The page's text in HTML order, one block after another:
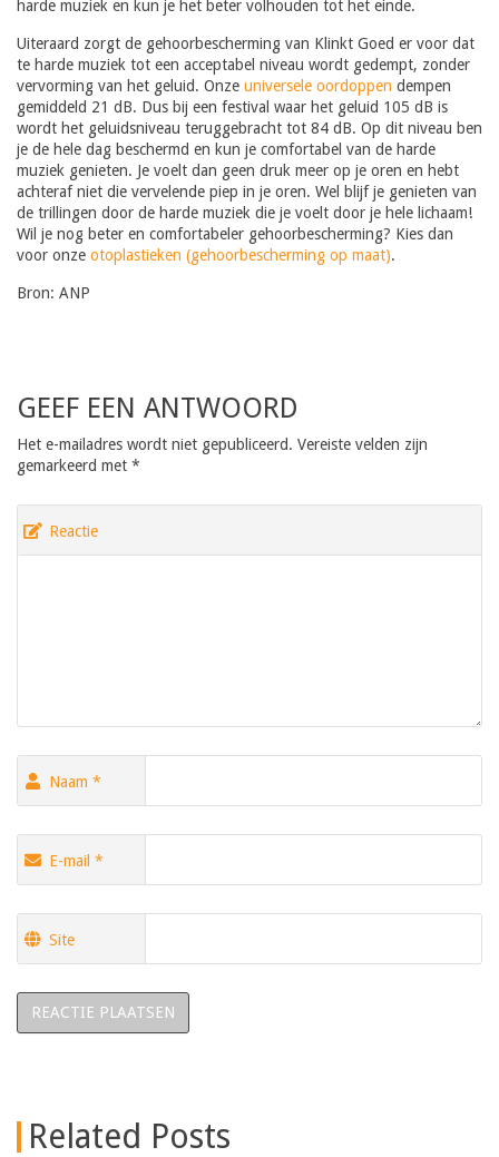
harde muziek en kun je het beter volhouden tot het einde.
Uiteraard zorgt de gehoorbescherming van Klinkt Goed er voor dat
te harde muziek tot een acceptabel niveau wordt gedempt, zonder
vervorming van het geluid. Onze universele oordoppen dempen
gemiddeld 21 dB. Dus bij een festival waar het geluid 105 dB is
wordt het geluidsniveau teruggebracht tot 84 dB. Op dit niveau ben
je de hele dag beschermd en kun je comfortabel van de harde
muziek genieten. Je voelt dan geen druk meer op je oren en hebt
achteraf niet die vervelende piep in je oren. Wel blijf je genieten van
de trillingen door de harde muziek die je voelt door je hele lichaam!
Wil je nog beter en comfortabeler gehoorbescherming? Kies dan
voor onze otoplastieken (gehoorbescherming op maat).
Bron: ANP
GEEF EEN ANTWOORD
Het e-mailadres wordt niet gepubliceerd. Vereiste velden zijn
gemarkeerd met *
Reactie
Naam *
E-mail *
Site
Related Posts